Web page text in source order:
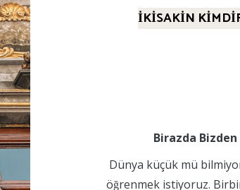
İKİSAKİN
Birazda Bizden
Dünya küçük mü
öğrenmek istiyoruz.